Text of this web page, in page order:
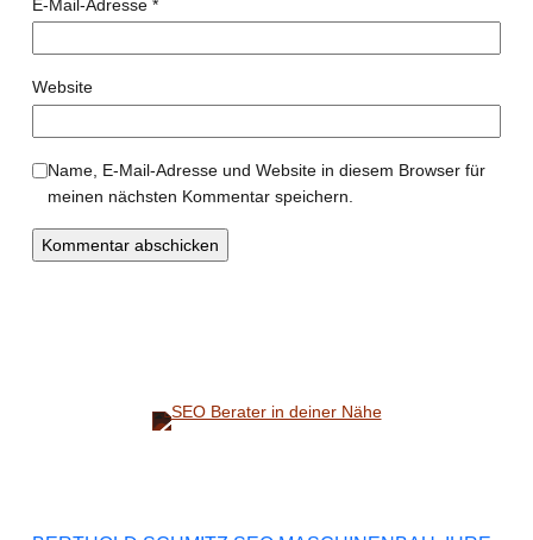
E-Mail-Adresse *
Website
Name, E-Mail-Adresse und Website in diesem Browser für
meinen nächsten Kommentar speichern.